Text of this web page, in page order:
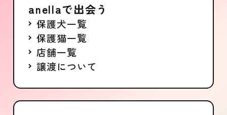
anellaで出会う
保護犬一覧
保護猫一覧
店舗一覧
譲渡について